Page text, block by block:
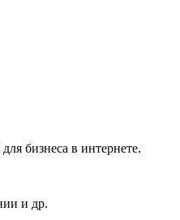
бизнеса в интернете.
и др.